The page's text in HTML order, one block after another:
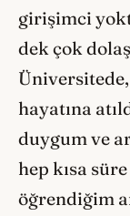
girişimci
dek çok
hayatına
duygum ve
hep kısa
öğrendiğim